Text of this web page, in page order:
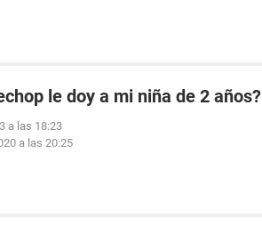
le doy a mi niña de 2 años?
a las 18:23
a las 20:25